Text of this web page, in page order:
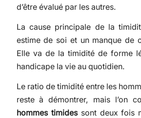
d’être évalué par les autres.
La cause principale de la
estime de soi et un manque de
Elle va de la timidité de forme
handicape la vie au quotidien.
Le ratio de timidité entre les
reste à démontrer, mais l’on
hommes timidessont deux fois